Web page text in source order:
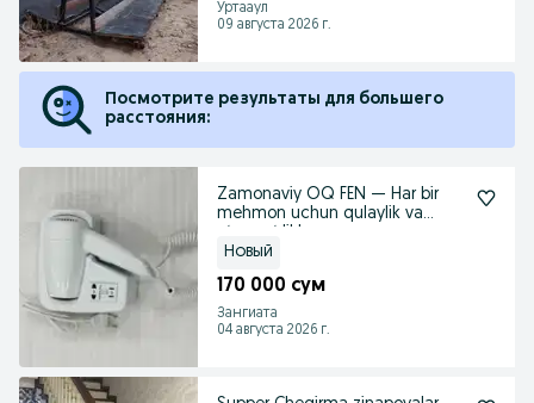
Уртааул
09 августа 2026 г.
Посмотрите результаты для большего
расстояния:
Zamonaviy OQ FEN — Har bir
mehmon uchun qulaylik va
Новый
170 000 сум
Зангиата
04 августа 2026 г.